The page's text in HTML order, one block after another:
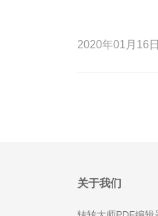
2020年01月16
关于我们